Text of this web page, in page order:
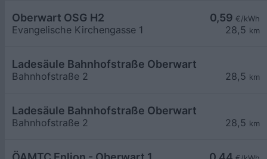
0,59 €/kWh
28,5 km
Oberwart OSG H2
Evangelische Kirchengasse 1
28,5 km
Ladesäule Bahnhofstraße Oberwart
Bahnhofstraße 2
28,5 km
Ladesäule Bahnhofstraße Oberwart
Bahnhofstraße 2